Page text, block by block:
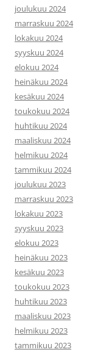
joulukuu 2024
marraskuu 2024
lokakuu 2024
syyskuu 2024
elokuu 2024
heinäkuu 2024
kesäkuu 2024
toukokuu 2024
huhtikuu 2024
maaliskuu 2024
helmikuu 2024
tammikuu 2024
joulukuu 2023
marraskuu 2023
lokakuu 2023
syyskuu 2023
elokuu 2023
heinäkuu 2023
kesäkuu 2023
toukokuu 2023
huhtikuu 2023
maaliskuu 2023
helmikuu 2023
tammikuu 2023